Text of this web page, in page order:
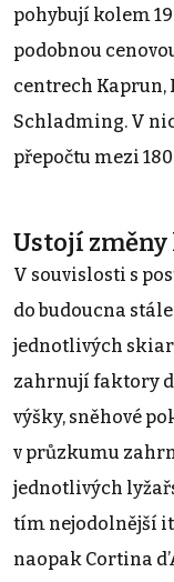
pohybují kolem
podobnou
centrech Kaprun,
Schladming. V
přepočtu mezi
Ustojí
V souvislosti s
do budoucna
jednotlivých
zahrnují faktory
výšky, sněhové
v průzkumu
jednotlivých
tím nejodolnější
naopak Cortina